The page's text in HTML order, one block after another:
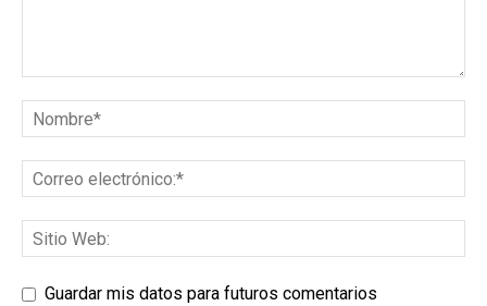
Guardar mis datos para futuros comentarios